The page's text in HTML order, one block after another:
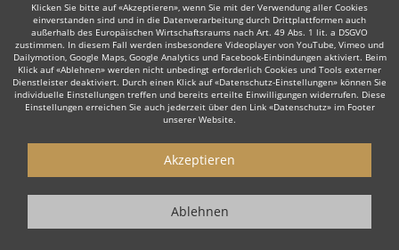
Klicken Sie bitte auf «Akzeptieren», wenn Sie mit der Verwendung aller Cookies
einverstanden sind und in die Datenverarbeitung durch Drittplattformen auch
außerhalb des Europäischen Wirtschaftsraums nach Art. 49 Abs. 1 lit. a DSGVO
zustimmen. In diesem Fall werden insbesondere Videoplayer von YouTube, Vimeo und
Dailymotion, Google Maps, Google Analytics und Facebook-Einbindungen aktiviert. Beim
Klick auf «Ablehnen» werden nicht unbedingt erforderlich Cookies und Tools externer
Dienstleister deaktiviert. Durch einen Klick auf «Datenschutz-Einstellungen» können Sie
individuelle Einstellungen treffen und bereits erteilte Einwilligungen widerrufen. Diese
Einstellungen erreichen Sie auch jederzeit über den Link «Datenschutz» im Footer
unserer Website.
Akzeptieren
Ablehnen